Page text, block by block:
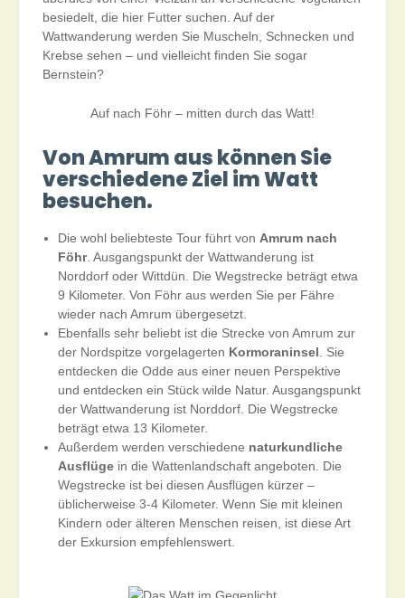
besiedelt, die hier Futter suchen. Auf der
Wattwanderung werden Sie Muscheln, Schnecken und
Krebse sehen – und vielleicht finden Sie sogar
Bernstein?
Auf nach Föhr – mitten durch das Watt!
Von Amrum aus können Sie
verschiedene Ziel im Watt
besuchen.
Die wohl beliebteste Tour führt von Amrum nach
Föhr. Ausgangspunkt der Wattwanderung ist
Norddorf oder Wittdün. Die Wegstrecke beträgt etwa
9 Kilometer. Von Föhr aus werden Sie per Fähre
wieder nach Amrum übergesetzt.
Ebenfalls sehr beliebt ist die Strecke von Amrum zur
der Nordspitze vorgelagerten Kormoraninsel . Sie
entdecken die Odde aus einer neuen Perspektive
und entdecken ein Stück wilde Natur. Ausgangspunkt
der Wattwanderung ist Norddorf. Die Wegstrecke
beträgt etwa 13 Kilometer.
Außerdem werden verschiedene naturkundliche
Ausflügein die Wattenlandschaft angeboten. Die
Wegstrecke ist bei diesen Ausflügen kürzer –
üblicherweise 3-4 Kilometer. Wenn Sie mit kleinen
Kindern oder älteren Menschen reisen, ist diese Art
der Exkursion empfehlenswert.